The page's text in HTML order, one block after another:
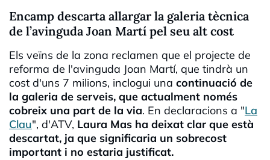
Encamp descarta allargar la galeria tècnica
de l’avinguda Joan Martí pel seu alt cost
Els veïns de la zona reclamen que el projecte de
reforma de l'avinguda Joan Martí, que tindrà un
cost d'uns 7 milions, inclogui una continuació de
la galeria de serveis, que actualment només
cobreix una part de la via. En declaracions a "La
Clau", d'ATV, Laura Mas ha deixat clar que està
descartat, ja que significaria un sobrecost
important i no estaria justificat.